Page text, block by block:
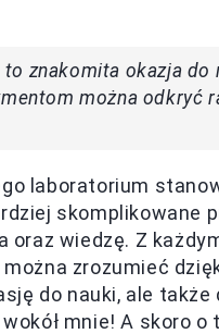
znakomita okazja do
można odkryć
laboratorium
skomplikowane
oraz wiedzę. Z
zrozumieć
do nauki, ale
mnie! A skoro o